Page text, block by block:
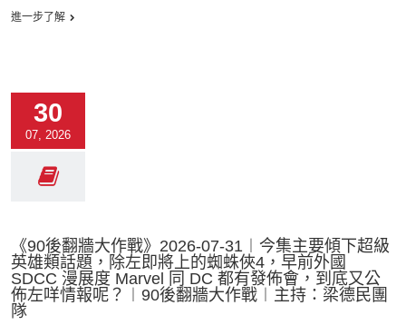
進一步了解
30
07, 2026
《90後翻牆大作戰》2026-07-31︱今集主要傾下超級
英雄類話題，除左即將上的蜘蛛俠4，早前外國
SDCC 漫展度 Marvel 同 DC 都有發佈會，到底又公
佈左咩情報呢？︱90後翻牆大作戰︱主持：梁德民團
隊